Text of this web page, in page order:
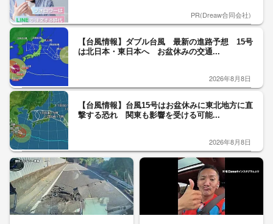
PR(Dreaw合同会社)
【台風情報】ダブル台風 最新の進路予想 15号
は北日本・東日本へ お盆休みの交通...
2026年8月8日
【台風情報】台風15号はお盆休みに東北地方に直
撃する恐れ 関東も影響を受ける可能...
2026年8月8日